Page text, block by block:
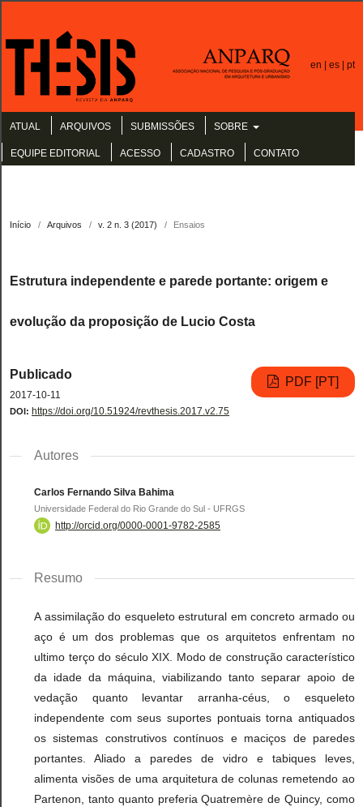
en | es | pt
ATUAL ARQUIVOS SUBMISSÕES SOBRE
EQUIPE EDITORIAL ACESSO CADASTRO CONTATO
Início / Arquivos / v. 2 n. 3 (2017) / Ensaios
Estrutura independente e parede portante: origem e
evolução da proposição de Lucio Costa
Publicado
2017-10-11
PDF [PT]
DOI: https://doi.org/10.51924/revthesis.2017.v2.75
Autores
Carlos Fernando Silva Bahima
Universidade Federal do Rio Grande do Sul - UFRGS
http://orcid.org/0000-0001-9782-2585
Resumo
A assimilação do esqueleto estrutural em concreto armado ou
aço é um dos problemas que os arquitetos enfrentam no
ultimo terço do século XIX. Modo de construção característico
da idade da máquina, viabilizando tanto separar apoio de
vedação quanto levantar arranha-céus, o esqueleto
independente com seus suportes pontuais torna antiquados
os sistemas construtivos contínuos e maciços de paredes
portantes. Aliado a paredes de vidro e tabiques leves,
alimenta visões de uma arquitetura de colunas remetendo ao
Partenon, tanto quanto preferia Quatremère de Quincy, como